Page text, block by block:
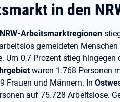
in den
NRW-Arbeitsmarktregionen
gemeldeten
Um 0,7 Prozent stieg
waren 1.768 Personen
Frauen und Männern. In
auf 75.728 Arbeitslose.